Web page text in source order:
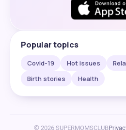
Popular topics
Covid-19 Hot issues
Birth stories
Health
© 2026 SUPERMOMSCLUB